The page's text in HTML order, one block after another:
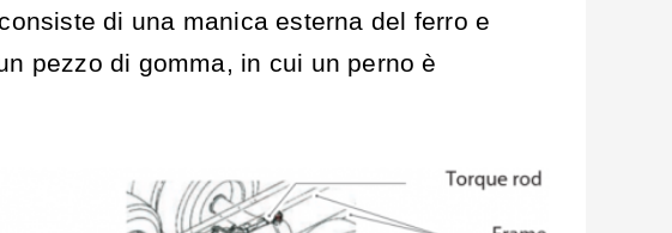
di una manica esterna del ferro e
pezzo di gomma, in cui un perno è